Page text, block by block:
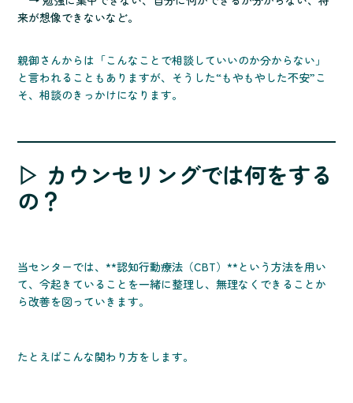
来が想像できないなど。
親御さんからは「こんなことで相談していいのか分からない」
と言われることもありますが、そうした“もやもやした不安”こ
そ、相談のきっかけになります。
▷ カウンセリングでは何をする
の？
当センターでは、**認知行動療法（CBT）**という方法を用い
て、今起きていることを一緒に整理し、無理なくできることか
ら改善を図っていきます。
たとえばこんな関わり方をします。